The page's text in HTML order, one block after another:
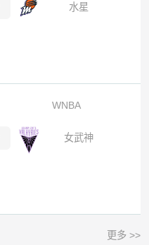
水星
WNBA
女武神
更多 >>